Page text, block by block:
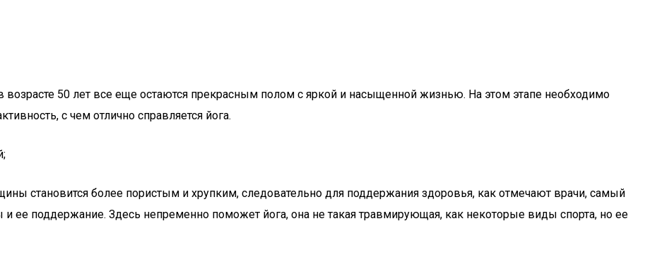
50 лет все еще остаются прекрасным полом с яркой и насыщенной жизнью. На этом этапе необходимо
с чем отлично справляется йога.
становится более пористым и хрупким, следовательно для поддержания здоровья, как отмечают врачи, самый
поддержание. Здесь непременно поможет йога, она не такая травмирующая, как некоторые виды спорта, но ее